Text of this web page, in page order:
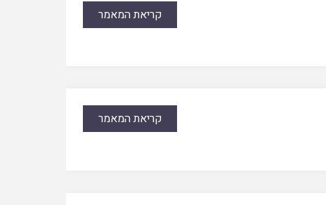
קריאת המאמר
קריאת המאמר